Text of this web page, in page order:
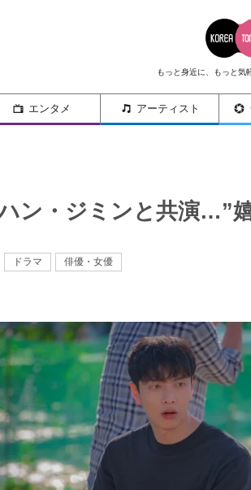
もっと身近に、もっと気
エンタメ アーティスト
ン・ジミンと共演…”
ドラマ 俳優・女優